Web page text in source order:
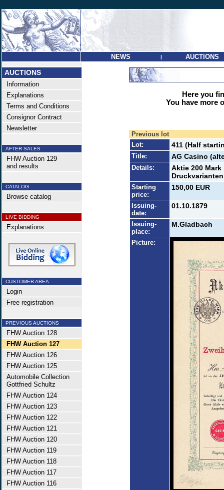
NEWS | AUCTIONS
AUCTIONS
Information
Explanations
Terms and Conditions
Consignor Contract
Newsletter
AFTER SALES
FHW Auction 129
and results
CATALOG
Browse catalog
LIVE BIDDING
Explanations
CUSTOMER AREA
Login
Free registration
PREVIOUS AUCTIONS
FHW Auction 128
FHW Auction 127
FHW Auction 126
FHW Auction 125
Automobile Collection
Gottfried Schultz
FHW Auction 124
FHW Auction 123
FHW Auction 122
FHW Auction 121
FHW Auction 120
FHW Auction 119
FHW Auction 118
FHW Auction 117
FHW Auction 116
Here you
You have more
Previous lot
Lot:
411 (Half
Title: AG Casino
Details:
Aktie 200 Mark
Starting
price:
150,00 EUR
Issuing-
date:
01.10.1879
Issuing-
place:
M.Gladbach
Picture: